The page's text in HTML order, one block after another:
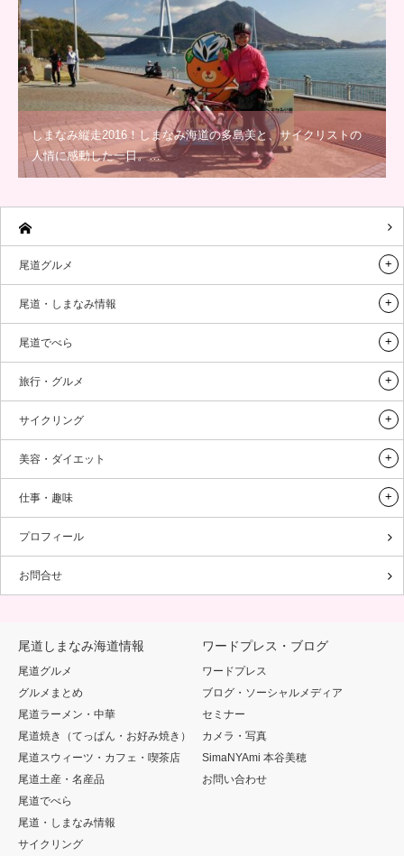
しまなみ縦走2016！しまなみ海道の多島美と、サイクリストの
人情に感動した一日。…
尾道グルメ
尾道・しまなみ情報
尾道でべら
旅行・グルメ
サイクリング
美容・ダイエット
仕事・趣味
プロフィール
お問合せ
尾道しまなみ海道情報
尾道グルメ
グルメまとめ
尾道ラーメン・中華
尾道焼き（てっぱん・お好み焼き）
尾道スウィーツ・カフェ・喫茶店
尾道土産・名産品
尾道でべら
尾道・しまなみ情報
サイクリング
ワードプレス・ブログ
ワードプレス
ブログ・ソーシャルメディア
セミナー
カメラ・写真
SimaNYAmi 本谷美穂
お問い合わせ